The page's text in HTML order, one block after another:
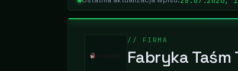
// FIRMA
Fabryka